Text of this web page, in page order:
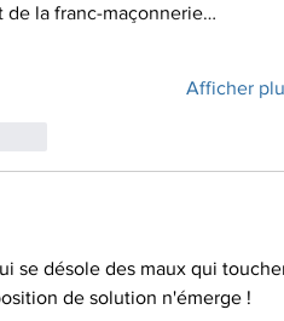
de la franc-maçonnerie…
Afficher
se désole des maux qui
de solution n'émerge !